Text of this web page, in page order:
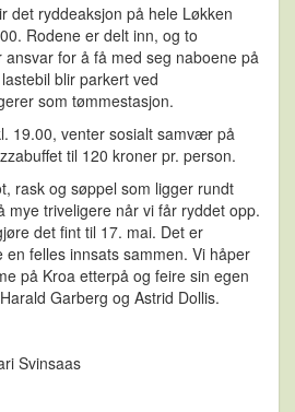
det ryddeaksjon på hele Løkken
Rodene er delt inn, og to
for å få med seg naboene på
blir parkert ved
som tømmestasjon.
19.00, venter sosialt samvær på
til 120 kroner pr. person.
rask og søppel som ligger rundt
mye triveligere når vi får ryddet opp.
det fint til 17. mai. Det er
felles innsats sammen. Vi håper
på Kroa etterpå og feire sin egen
Garberg og Astrid Dollis.
Svinsaas